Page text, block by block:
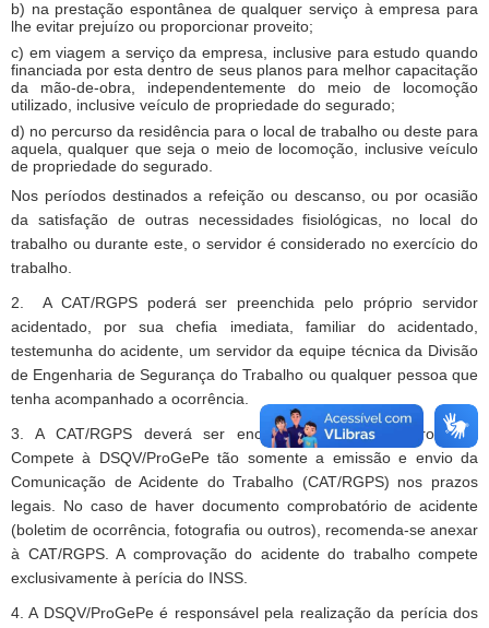
b) na prestação espontânea de qualquer serviço à empresa para
lhe evitar prejuízo ou proporcionar proveito;
c) em viagem a serviço da empresa, inclusive para estudo quando
financiada por esta dentro de seus planos para melhor capacitação
da mão-de-obra, independentemente do meio de locomoção
utilizado, inclusive veículo de propriedade do segurado;
d) no percurso da residência para o local de trabalho ou deste para
aquela, qualquer que seja o meio de locomoção, inclusive veículo
de propriedade do segurado.
Nos períodos destinados a refeição ou descanso, ou por ocasião
da satisfação de outras necessidades fisiológicas, no local do
trabalho ou durante este, o servidor é considerado no exercício do
trabalho.
2. A CAT/RGPS poderá ser preenchida pelo próprio servidor
acidentado, por sua chefia imediata, familiar do acidentado,
testemunha do acidente, um servidor da equipe técnica da Divisão
de Engenharia de Segurança do Trabalho ou qualquer pessoa que
tenha acompanhado a ocorrência.
3. A CAT/RGPS deverá ser encaminhada à DSQV/ProGePe.
Compete à DSQV/ProGePe tão somente a emissão e envio da
Comunicação de Acidente do Trabalho (CAT/RGPS) nos prazos
legais. No caso de haver documento comprobatório de acidente
(boletim de ocorrência, fotografia ou outros), recomenda-se anexar
à CAT/RGPS. A comprovação do acidente do trabalho compete
exclusivamente à perícia do INSS.
4. A DSQV/ProGePe é responsável pela realização da perícia dos